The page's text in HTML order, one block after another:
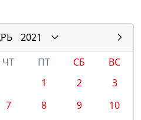
2021
ЧТ ПТ СБ
ВС
1
2
3
7 8 9
10